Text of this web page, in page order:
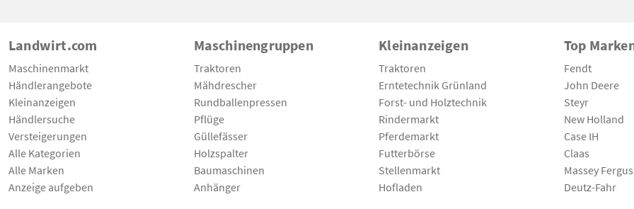
Landwirt.com
Maschinenmarkt
Händlerangebote
Kleinanzeigen
Händlersuche
Versteigerungen
Alle Kategorien
Alle Marken
Anzeige aufgeben
Maschinengruppen
Traktoren
Mähdrescher
Rundballenpressen
Pflüge
Güllefässer
Holzspalter
Baumaschinen
Anhänger
Kleinanzeigen
Traktoren
Erntetechnik Grünland
Forst- und Holztechnik
Rindermarkt
Pferdemarkt
Futterbörse
Stellenmarkt
Hofladen
Top
Fendt
John Deere
Steyr
New Holland
Case IH
Claas
Massey
Deutz-Fahr